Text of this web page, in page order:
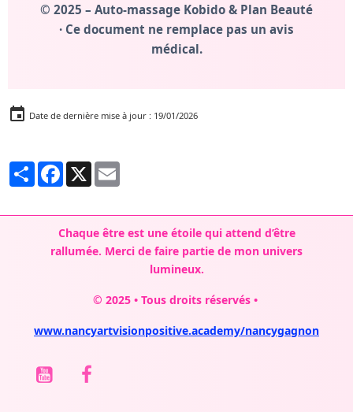
© 2025 – Auto-massage Kobido & Plan Beauté
· Ce document ne remplace pas un avis
médical.
Date de dernière mise à jour : 19/01/2026
PartagerFacebook
X
Chaque être est une étoile qui attend d’être
rallumée. Merci de faire partie de mon univers
lumineux.
© 2025 • Tous droits réservés •
www.nancyartvisionpositive.academy/nancygagnon